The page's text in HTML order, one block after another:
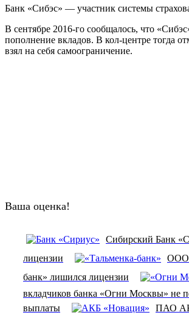
Банк «Сибэс» — участник системы
В сентябре 2016-го сообщалось, что
пополнение вкладов. В кол-центре тогда
взял на себя самоограничение.
Ваша оценка!
Сибирский Банк
лицензии
ООО
банк» лишился лицензии
вкладчиков банка «Огни Москвы» не
выплаты
ПАО